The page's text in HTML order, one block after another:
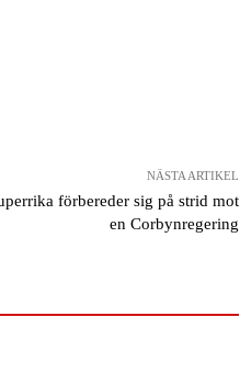
NÄSTA ARTIKEL
förbereder sig på strid mot
en Corbynregering